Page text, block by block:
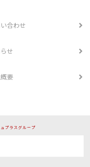
合わせ
せ
要
プラスグループ